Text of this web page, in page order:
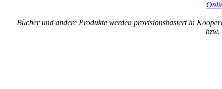
Bücher und andere Produkte werden provisionsbasiert in
bzw.